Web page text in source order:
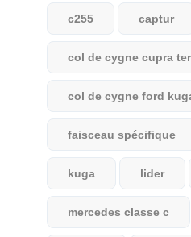
c255 captur
col de cygne cupra
col de cygne ford
faisceau spécifique
kuga lider
mercedes classe c